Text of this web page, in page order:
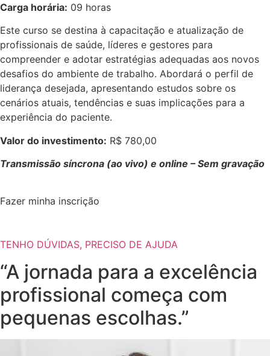
Carga horária: 09 horas
Este curso se destina à capacitação e atualização de
profissionais de saúde, líderes e gestores para
compreender e adotar estratégias adequadas aos novos
desafios do ambiente de trabalho. Abordará o perfil de
liderança desejada, apresentando estudos sobre os
cenários atuais, tendências e suas implicações para a
experiência do paciente.
Valor do investimento: R$ 780,00
Transmissão síncrona (ao vivo) e online – Sem gravação
Fazer minha inscrição
TENHO DÚVIDAS, PRECISO DE AJUDA
“A jornada para a excelência
profissional começa com
pequenas escolhas.”